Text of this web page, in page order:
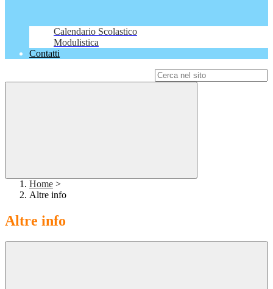
Calendario Scolastico
Modulistica
Contatti
Home >
Altre info
Altre info